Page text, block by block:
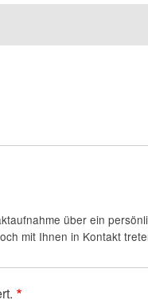
über ein
mit Ihnen in Kontakt